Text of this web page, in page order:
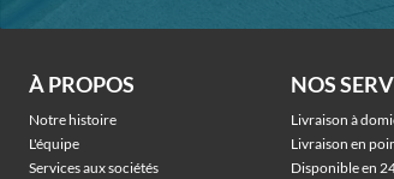
À PROPOS
Notre histoire
L'équipe
Services aux sociétés
NOS
Livraison à
Livraison en
Disponible en